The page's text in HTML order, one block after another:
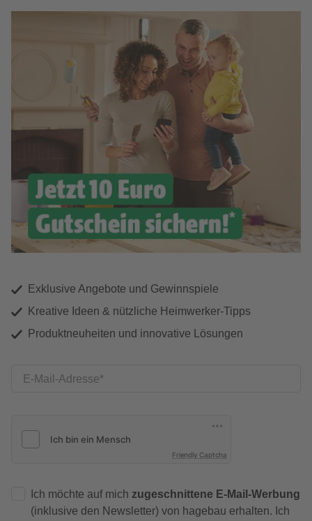
Exklusive Angebote und Gewinnspiele
Kreative Ideen & nützliche Heimwerker-Tipps
Produktneuheiten und innovative Lösungen
E-Mail-Adresse
Friendly Captcha
Ich möchte auf mich zugeschnittene E-Mail-Werbung
(inklusive den Newsletter) von hagebau erhalten. Ich